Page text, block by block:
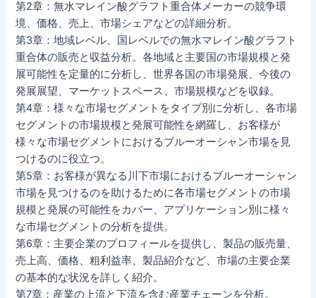
第2章：無水マレイン酸グラフト重合体メーカーの競争環
境、価格、売上、市場シェアなどの詳細分析。
第3章：地域レベル、国レベルでの無水マレイン酸グラフト
重合体の販売と収益分析。各地域と主要国の市場規模と発
展可能性を定量的に分析し、世界各国の市場発展、今後の
発展展望、マーケットスペース、市場規模などを収録。
第4章：様々な市場セグメントをタイプ別に分析し、各市場
セグメントの市場規模と発展可能性を網羅し、お客様が
様々な市場セグメントにおけるブルーオーシャン市場を見
つけるのに役立つ。
第5章：お客様が異なる川下市場におけるブルーオーシャン
市場を見つけるのを助けるために各市場セグメントの市場
規模と発展の可能性をカバー、アプリケーション別に様々
な市場セグメントの分析を提供。
第6章：主要企業のプロフィールを提供し、製品の販売量、
売上高、価格、粗利益率、製品紹介など、市場の主要企業
の基本的な状況を詳しく紹介。
第7章：産業の上流と下流を含む産業チェーンを分析。